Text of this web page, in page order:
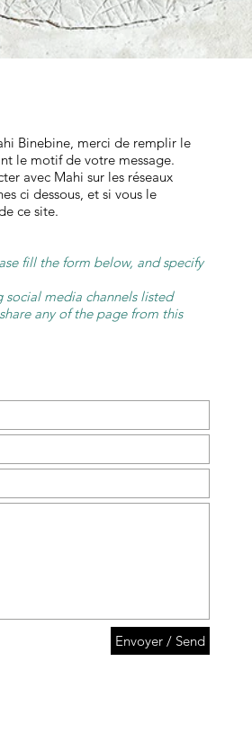
Binebine, merci de remplir le
le motif de votre message.
avec Mahi sur les réseaux
ci dessous, et si vous le
ce site.
fill the form below, and specify
social media channels listed
any of the page from this
Envoyer / Send